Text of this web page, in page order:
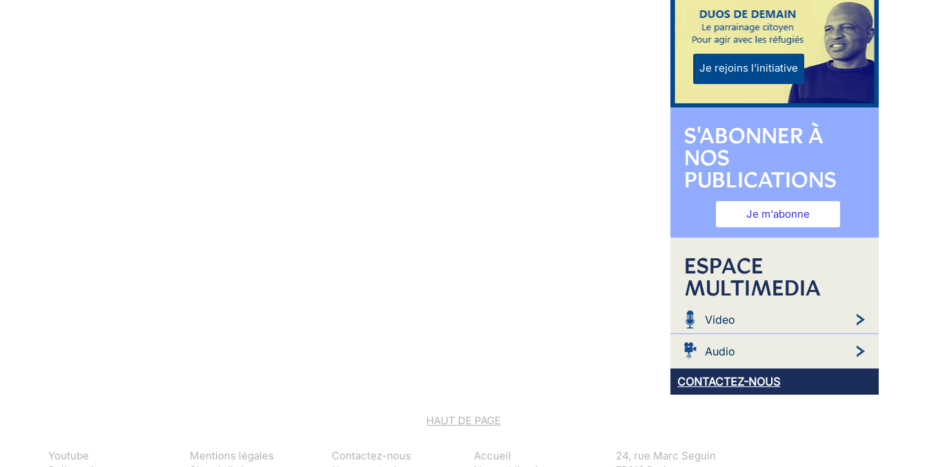
Je rejoins l'initiative
S'ABONNER À
NOS
PUBLICATIONS
Je m'abonne
ESPACE
MULTIMEDIA
Video
Audio
CONTACTEZ-NOUS
HAUT DE PAGE
Youtube
Mentions légales
Contactez-nous
Accueil
24, rue Marc Seguin